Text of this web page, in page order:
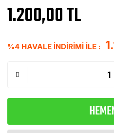
1.200,00 TL
%4 HAVALE İNDİRİMİ İLE :